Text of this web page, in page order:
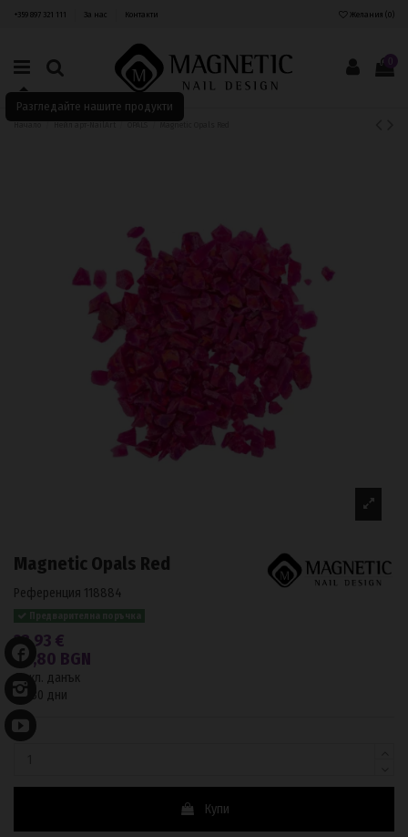
+359 897 321 111 За нас Контакти Желания (0)
Разгледайте нашите продукти
0
Начало Нейл арт-NailArt OPALS Magnetic Opals Red
Magnetic Opals Red
Референция 118884
23,93 €
46,80 BGN
С вкл. данък
До 30 дни
Купи